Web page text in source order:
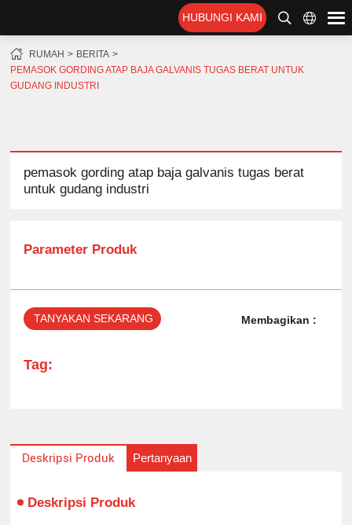
HUBUNGI KAMI
RUMAH
BERITA
PEMASOK GORDING ATAP BAJA GALVANIS TUGAS BERAT UNTUK
GUDANG INDUSTRI
pemasok gording atap baja galvanis tugas berat
untuk gudang industri
Parameter Produk
TANYAKAN SEKARANG Membagikan :
Tag:
Deskripsi Produk Pertanyaan
Deskripsi Produk